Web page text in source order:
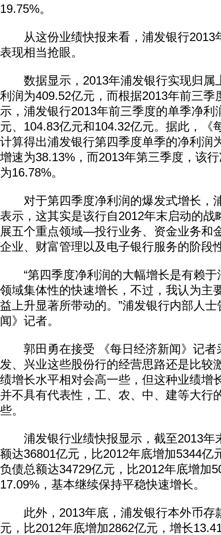
19.75%。
从这份业绩快报来看，浦发银行2013
表现相当抢眼。
数据显示，2013年浦发银行实现归属
利润为409.52亿元，而根据2013年前三季
示，浦发银行2013年前三季度的单季净利
元、104.83亿元和104.32亿元。据此，《
计算得出浦发银行第四季度单季的净利润
增速为38.13%，而2013年第三季度，该
为16.78%。
对于第四季度净利润的爆发式增长，
表示，这其实是该行自2012年末启动的战
展五个重点领域—投行业务、资金业务和
企业、财富管理以及电子银行服务的阶段
“第四季度净利润的大幅增长是有赖于
领域集体性的快速增长，不过，我认为主
益上升显著所带动的。”浦发银行内部人
闻》记者。
郭田勇在接受 《每日经济新闻》记者
发、兴业这些股份行的经营思路还是比较
绩增长水平相对会高一些，但这种业绩增
并不具有代表性，工、农、中、建等大行
些。
浦发银行业绩快报显示，截至2013年
额达36801亿元，比2012年底增加5344亿
负债总额达34729亿元，比2012年底增加
17.09%，基本继续保持平稳快速增长。
此外，2013年底，浦发银行本外币存
元，比2012年底增加2862亿元，增长